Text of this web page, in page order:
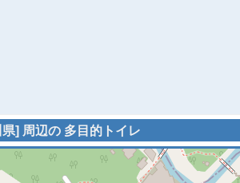
] 周辺の 多目的トイレ